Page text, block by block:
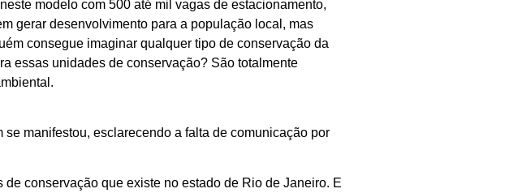
modelo com 500 até mil vagas de estacionamento,
gerar desenvolvimento para a população local, mas
consegue imaginar qualquer tipo de conservação da
essas unidades de conservação? São totalmente
manifestou, esclarecendo a falta de comunicação por
conservação que existe no estado de Rio de Janeiro. E